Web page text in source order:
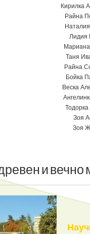
Кирилка
Райна
Таня
Райна
Бойка
Веска
Зоя
Зоя
ивечно